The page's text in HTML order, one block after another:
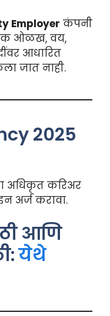
Employer कंपनी
ओळख, वय,
आधारित
जात नाही.
2025
अधिकृत करिअर
अर्ज करावा.
आणि
येथे